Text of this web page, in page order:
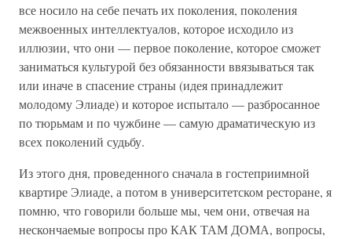
все носило на себе печать их поколения, поколения
межвоенных интеллектуалов, которое исходило из
иллюзии, что они — первое поколение, которое сможет
заниматься культурой без обязанности ввязываться так
или иначе в спасение страны (идея принадлежит
молодому Элиаде) и которое испытало — разбросанное
по тюрьмам и по чужбине — самую драматическую из
всех поколений судьбу.
Из этого дня, проведенного сначала в гостеприимной
квартире Элиаде, а потом в университетском ресторане, я
помню, что говорили больше мы, чем они, отвечая на
нескончаемые вопросы про КАК ТАМ ДОМА, вопросы,